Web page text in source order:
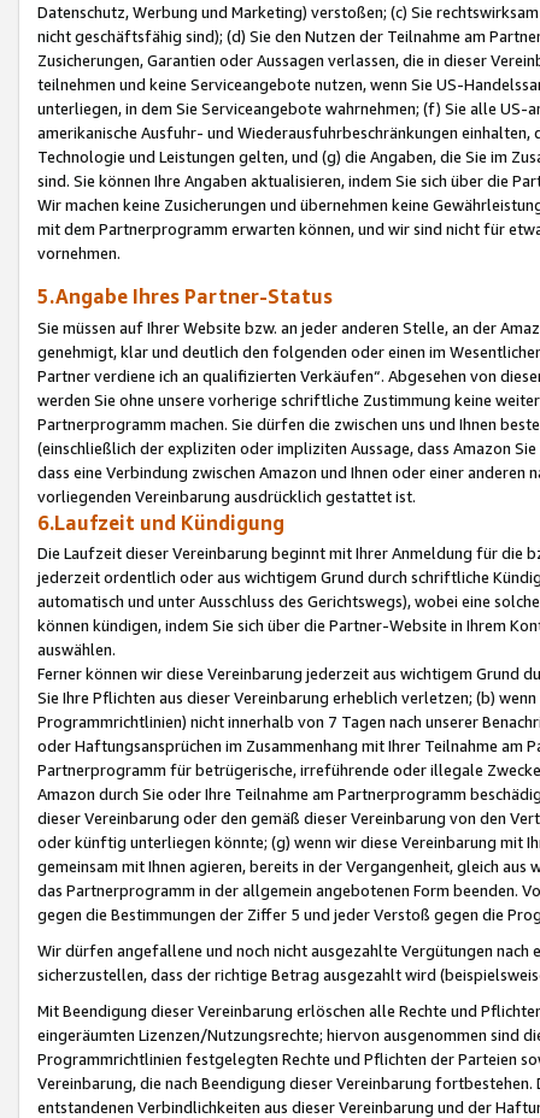
Datenschutz, Werbung und Marketing) verstoßen; (c) Sie
nicht geschäftsfähig sind); (d) Sie den Nutzen der Teilnahme am
Zusicherungen, Garantien oder Aussagen verlassen, die in dieser
teilnehmen und keine Serviceangebote nutzen, wenn Sie US-
unterliegen, in dem Sie Serviceangebote wahrnehmen; (f) Sie alle
amerikanische Ausfuhr- und Wiederausfuhrbeschränkungen
Technologie und Leistungen gelten, und (g) die Angaben, die Sie im
sind. Sie können Ihre Angaben aktualisieren, indem Sie sich über die
Wir machen keine Zusicherungen und übernehmen keine
mit dem Partnerprogramm erwarten können, und wir sind nicht für
vornehmen.
5.Angabe Ihres Partner-Status
Sie müssen auf Ihrer Website bzw. an jeder anderen Stelle, an der
genehmigt, klar und deutlich den folgenden oder einen im
Partner verdiene ich an qualifizierten Verkäufen“. Abgesehen von
werden Sie ohne unsere vorherige schriftliche Zustimmung keine
Partnerprogramm machen. Sie dürfen die zwischen uns und Ihnen
(einschließlich der expliziten oder impliziten Aussage, dass Amazon
dass eine Verbindung zwischen Amazon und Ihnen oder einer
vorliegenden Vereinbarung ausdrücklich gestattet ist.
6.Laufzeit und Kündigung
Die Laufzeit dieser Vereinbarung beginnt mit Ihrer Anmeldung für die
jederzeit ordentlich oder aus wichtigem Grund durch schriftliche
automatisch und unter Ausschluss des Gerichtswegs), wobei eine
können kündigen, indem Sie sich über die Partner-Website in Ihrem
auswählen.
Ferner können wir diese Vereinbarung jederzeit aus wichtigem Grund
Sie Ihre Pflichten aus dieser Vereinbarung erheblich verletzen; (b)
Programmrichtlinien) nicht innerhalb von 7 Tagen nach unserer
oder Haftungsansprüchen im Zusammenhang mit Ihrer Teilnahme am
Partnerprogramm für betrügerische, irreführende oder illegale
Amazon durch Sie oder Ihre Teilnahme am Partnerprogramm
dieser Vereinbarung oder den gemäß dieser Vereinbarung von den
oder künftig unterliegen könnte; (g) wenn wir diese Vereinbarung mit
gemeinsam mit Ihnen agieren, bereits in der Vergangenheit, gleich
das Partnerprogramm in der allgemein angebotenen Form beenden.
gegen die Bestimmungen der Ziffer 5 und jeder Verstoß gegen die
Wir dürfen angefallene und noch nicht ausgezahlte Vergütungen
sicherzustellen, dass der richtige Betrag ausgezahlt wird
Mit Beendigung dieser Vereinbarung erlöschen alle Rechte und
eingeräumten Lizenzen/Nutzungsrechte; hiervon ausgenommen sind
Programmrichtlinien festgelegten Rechte und Pflichten der Parteien
Vereinbarung, die nach Beendigung dieser Vereinbarung
entstandenen Verbindlichkeiten aus dieser Vereinbarung und der